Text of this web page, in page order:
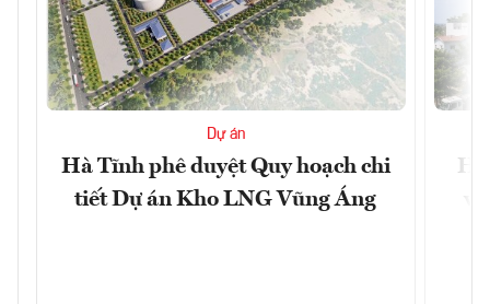
Dự án
Hà Tĩnh phê duyệt Quy hoạch chi
tiết Dự án Kho LNG Vũng Áng